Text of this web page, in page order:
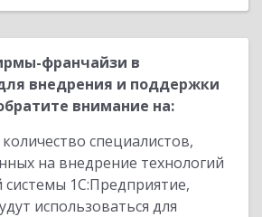
франчайзи в
внедрения и поддержки
внимание на:
специалистов,
на внедрение технологий
1С:Предприятие,
использоваться для